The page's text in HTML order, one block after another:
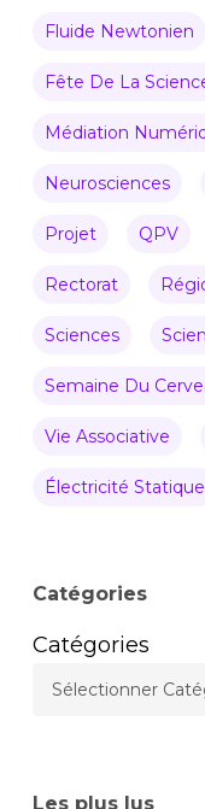
Fluide Newtonien
Fête De La
Médiation
Neurosciences
Projet QPV
Rectorat
Sciences
Semaine Du
Vie Associative
Électricité Statique
Catégories
Catégories
Les plus lus